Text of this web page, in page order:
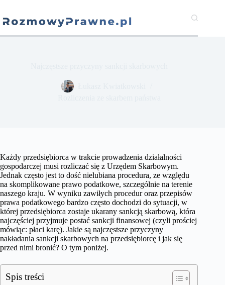
treści
Każdy przedsiębiorca w trakcie prowadzenia działalności
gospodarczej musi rozliczać się z Urzędem Skarbowym.
Jednak często jest to dość nielubiana procedura, ze względu
na skomplikowane prawo podatkowe, szczególnie na terenie
naszego kraju. W wyniku zawiłych procedur oraz przepisów
prawa podatkowego bardzo często dochodzi do sytuacji, w
której przedsiębiorca zostaje ukarany sankcją skarbową, która
najczęściej przyjmuje postać sankcji finansowej (czyli prościej
mówiąc: płaci karę). Jakie są najczęstsze przyczyny
nakładania sankcji skarbowych na przedsiębiorcę i jak się
przed nimi bronić? O tym poniżej.
Spis treści